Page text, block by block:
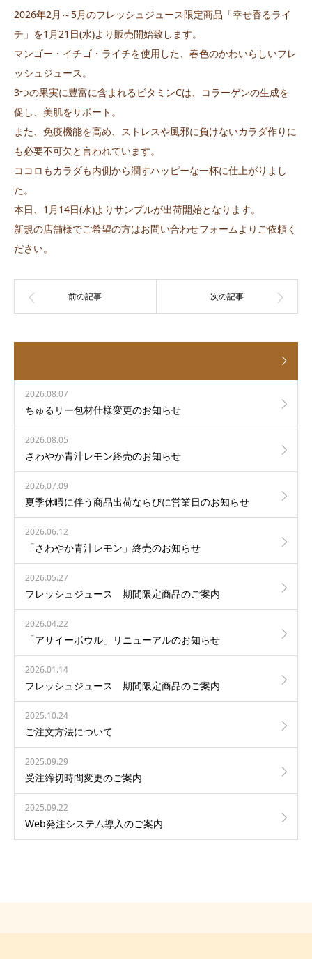
2026年2月～5月のフレッシュジュース限定商品「幸せ香るライ
チ」を1月21日(水)より販売開始致します。
マンゴー・イチゴ・ライチを使用した、春色のかわいらしいフレ
ッシュジュース。
3つの果実に豊富に含まれるビタミンCは、コラーゲンの生成を
促し、美肌をサポート。
また、免疫機能を高め、ストレスや風邪に負けないカラダ作りに
も必要不可欠と言われています。
ココロもカラダも内側から潤すハッピーな一杯に仕上がりまし
た。
本日、1月14日(水)よりサンプルが出荷開始となります。
新規の店舗様でご希望の方はお問い合わせフォームよりご依頼く
ださい。
2026.08.07
ちゅるリー包材仕様変更のお知らせ
2026.08.05
さわやか青汁レモン終売のお知らせ
2026.07.09
夏季休暇に伴う商品出荷ならびに営業日のお知らせ
2026.06.12
「さわやか青汁レモン」終売のお知らせ
2026.05.27
フレッシュジュース 期間限定商品のご案内
2026.04.22
「アサイーボウル」リニューアルのお知らせ
2026.01.14
フレッシュジュース 期間限定商品のご案内
2025.10.24
ご注文方法について
2025.09.29
受注締切時間変更のご案内
2025.09.22
Web発注システム導入のご案内